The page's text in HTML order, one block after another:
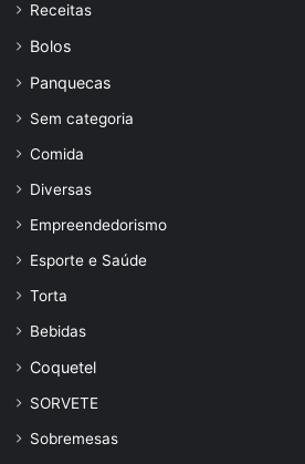
Receitas
Bolos
Panquecas
Sem categoria
Comida
Diversas
Empreendedorismo
Esporte e Saúde
Torta
Bebidas
Coquetel
SORVETE
Sobremesas